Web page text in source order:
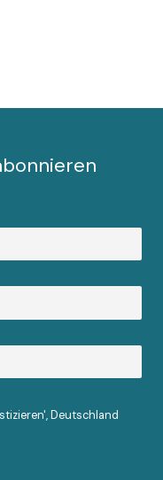
Deutschland